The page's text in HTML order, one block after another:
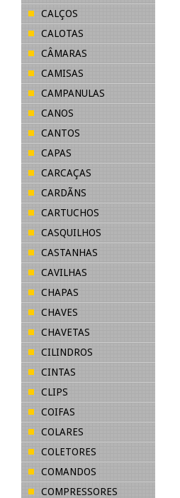
CALÇOS
CALOTAS
CÂMARAS
CAMISAS
CAMPANULAS
CANOS
CANTOS
CAPAS
CARCAÇAS
CARDÃNS
CARTUCHOS
CASQUILHOS
CASTANHAS
CAVILHAS
CHAPAS
CHAVES
CHAVETAS
CILINDROS
CINTAS
CLIPS
COIFAS
COLARES
COLETORES
COMANDOS
COMPRESSORES